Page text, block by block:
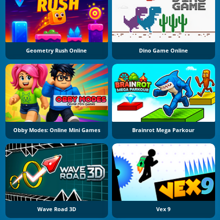
Geometry Rush Online Dino Game Online
Obby Modes: Online Mini Games Brainrot Mega Parkour
Wave Road 3D Vex 9